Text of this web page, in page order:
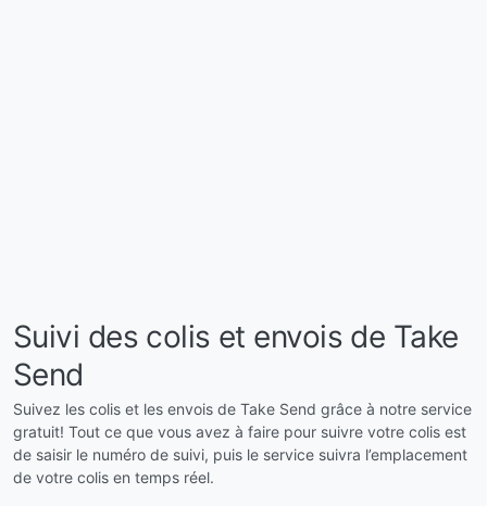
Suivi des colis et envois de Take
Send
Suivez les colis et les envois de Take Send grâce à notre service
gratuit! Tout ce que vous avez à faire pour suivre votre colis est
de saisir le numéro de suivi, puis le service suivra l’emplacement
de votre colis en temps réel.